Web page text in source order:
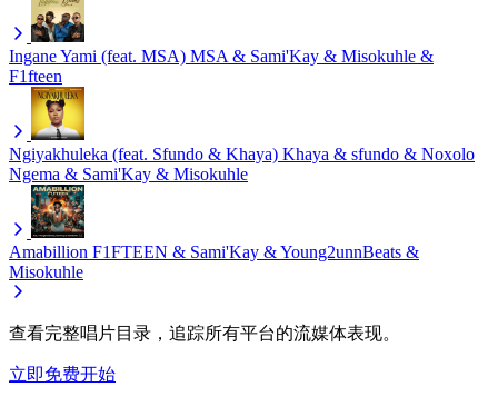
Ingane Yami (feat. MSA) MSA & Sami'Kay & Misokuhle &
F1fteen
Ngiyakhuleka (feat. Sfundo & Khaya) Khaya & sfundo & Noxolo
Ngema & Sami'Kay & Misokuhle
Amabillion F1FTEEN & Sami'Kay & Young2unnBeats &
Misokuhle
查看完整唱片目录，追踪所有平台的流媒体表现。
立即免费开始